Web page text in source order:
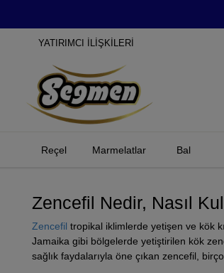
YATIRIMCI İLİŞKİLERİ
Reçel Marmelatlar Bal
Zencefil Nedir, Nasıl
Zencefil tropikal iklimlerde yetişen ve kök
Jamaika gibi bölgelerde yetiştirilen kök
sağlık faydalarıyla öne çıkan zencefil,